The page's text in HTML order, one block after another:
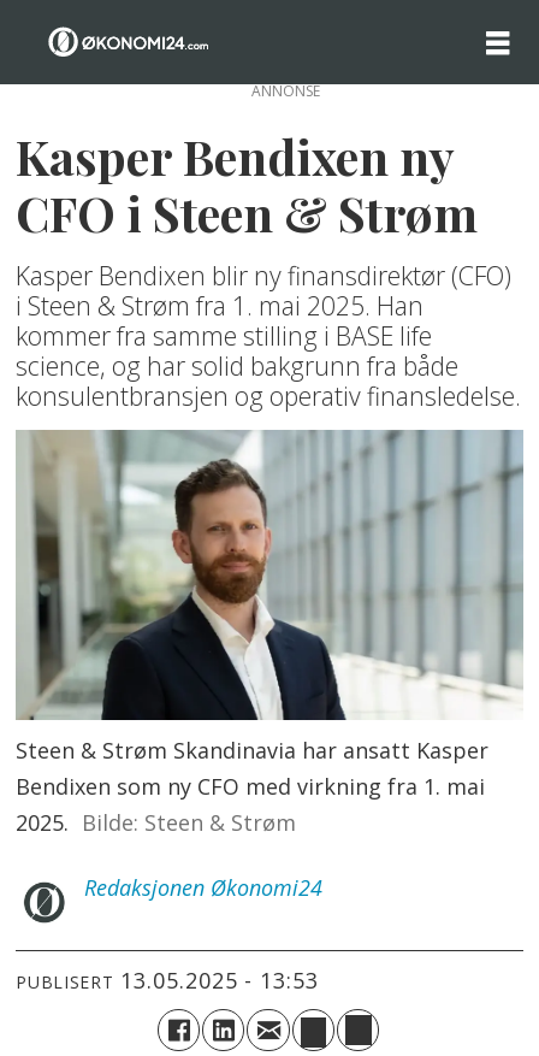
ANNONSE
Kasper Bendixen ny
CFO i Steen & Strøm
Kasper Bendixen blir ny finansdirektør (CFO)
i Steen & Strøm fra 1. mai 2025. Han
kommer fra samme stilling i BASE life
science, og har solid bakgrunn fra både
konsulentbransjen og operativ finansledelse.
Steen & Strøm Skandinavia har ansatt Kasper
Bendixen som ny CFO med virkning fra 1. mai
2025.
Steen & Strøm
Redaksjonen Økonomi24
PUBLISERT 13.05.2025 - 13:53